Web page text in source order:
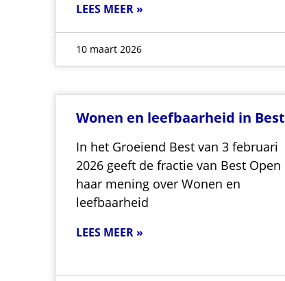
LEES MEER »
10 maart 2026
Wonen en leefbaarheid in Best
In het Groeiend Best van 3 februari
2026 geeft de fractie van Best Open
haar mening over Wonen en
leefbaarheid
LEES MEER »